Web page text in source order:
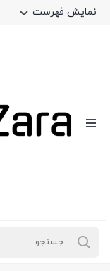
نمایش فهرست